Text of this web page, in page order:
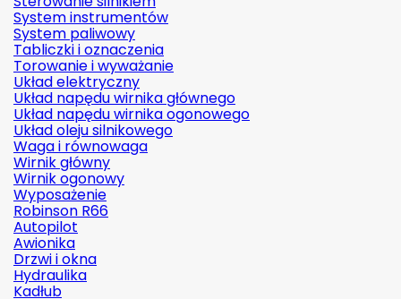
System instrumentów
System paliwowy
Tabliczki i oznaczenia
Torowanie i wyważanie
Układ elektryczny
Układ napędu wirnika głównego
Układ napędu wirnika ogonowego
Układ oleju silnikowego
Waga i równowaga
Wirnik główny
Wirnik ogonowy
Wyposażenie
Robinson R66
Autopilot
Awionika
Drzwi i okna
Hydraulika
Kadłub